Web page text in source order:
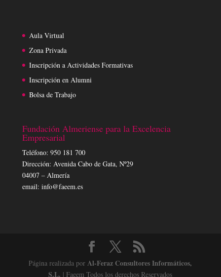
Aula Virtual
Zona Privada
Inscripción a Actividades Formativas
Inscripción en Alumni
Bolsa de Trabajo
Fundación Almeriense para la Excelencia
Empresarial
Teléfono: 950 181 700
Dirección: Avenida Cabo de Gata, Nº29
04007 – Almería
email: info@faeem.es
Página realizada porAl-Feraz Consultores Informáticos,
S.L. | Faeem Todos los derechos Reservados